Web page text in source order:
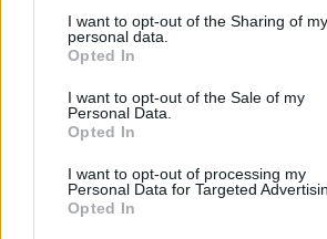
not limited to your visit or usage
grant or deny consent to Google and its
use your data for below specified
consent section.
I want to opt-out of the Sharing of my
personal data.
Opted In
I want to opt-out of the Sale of my
Personal Data.
Opted In
I want to opt-out of processing my
Personal Data for Targeted
Opted In